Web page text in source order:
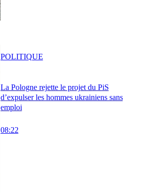
La Pologne rejette le projet du PiS
d’expulser les hommes ukrainiens sans
emploi
08:22
POLITIQUE